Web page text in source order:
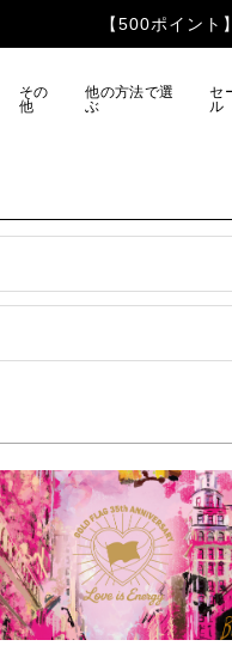
【500ポイント
その
他
他の方法で選
ぶ
セ
ル